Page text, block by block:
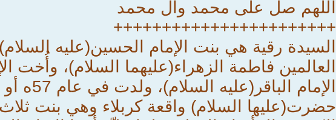
اللهم صل على محمد وال محمد
+++++++++++++++++++++++
السيدة رقية هي بنت الإمام الحسين(عليه
العالمين فاطمة الزهراء(عليهما السلام)، وأُخت
الإمام الباقر(عليه السلام)، ولدت في عام 57ه أو 58ه في المدينة المنوّرة.
حضرت(عليها السلام) واقعة كربلاء وهي بنت ثلاث